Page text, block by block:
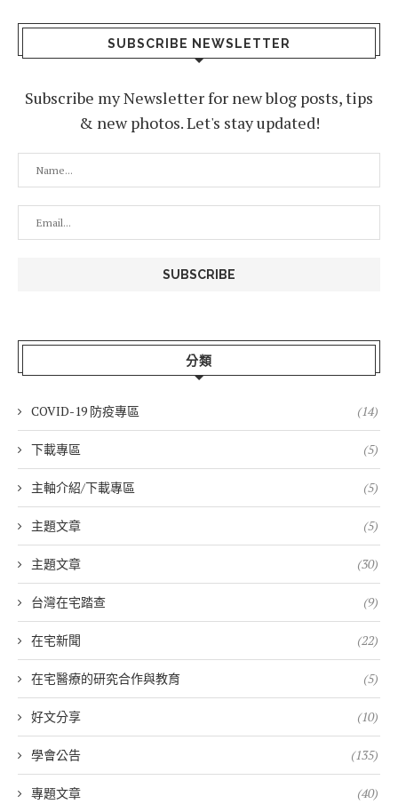
SUBSCRIBE NEWSLETTER
Subscribe my Newsletter for new blog posts, tips
& new photos. Let's stay updated!
分類
COVID-19 防疫專區 (14)
下載專區 (5)
主軸介紹/下載專區 (5)
主題文章 (5)
主題文章 (30)
台灣在宅踏查 (9)
在宅新聞 (22)
在宅醫療的研究合作與教育 (5)
好文分享 (10)
學會公告 (135)
專題文章 (40)